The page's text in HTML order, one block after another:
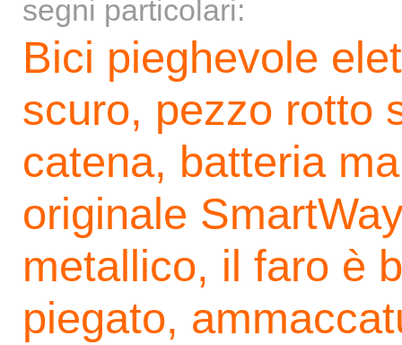
segni particolari:
Bici pieghevole
scuro, pezzo rotto
catena, batteria
originale
metallico, il faro è
piegato,